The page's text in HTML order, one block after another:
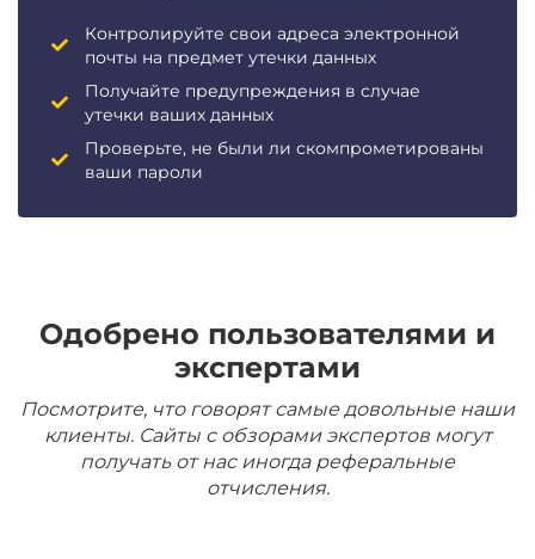
Контролируйте свои адреса электронной
почты на предмет утечки данных
Получайте предупреждения в случае
утечки ваших данных
Проверьте, не были ли скомпрометированы
ваши пароли
Одобрено пользователями и
экспертами
Посмотрите, что говорят самые довольные наши
клиенты. Сайты с обзорами экспертов могут
получать от нас иногда реферальные
отчисления.